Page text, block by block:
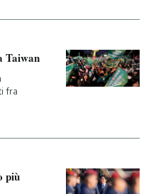
Taiwan
fra
più